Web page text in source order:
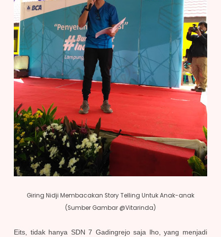
Giring Nidji Membacakan Story Telling Untuk Anak-anak
(Sumber Gambar @Vitarinda)
Eits, tidak hanya SDN 7 Gadingrejo saja lho, yang menjadi